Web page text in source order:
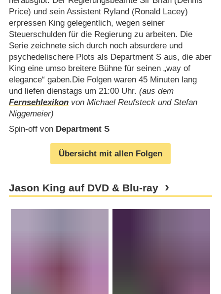
Price) und sein Assistent Ryland (Ronald Lacey)
erpressen King gelegentlich, wegen seiner
Steuerschulden für die Regierung zu arbeiten. Die
Serie zeichnete sich durch noch absurdere und
psychedelischere Plots als Department S aus, die aber
King eine umso breitere Bühne für seinen „way of
elegance“ gaben.Die Folgen waren 45 Minuten lang
und liefen dienstags um 21:00 Uhr. (aus dem
Fernsehlexikonvon Michael Reufsteck und Stefan
Niggemeier)
Spin-off von Department S
Übersicht mit allen Folgen
Jason King auf DVD & Blu-ray